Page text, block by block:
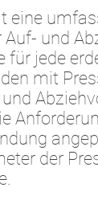
eine
Auf- und
für jede
mit
der